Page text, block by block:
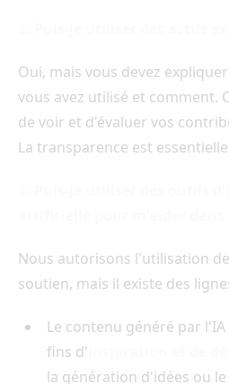
Oui, mais vous devez
vous avez utilisé et comment.
de voir et d'évaluer vos
La transparence est
Nous autorisons l'utilisation
soutien, mais il existe des
Le contenu généré par
fins d'
la génération d'idées ou